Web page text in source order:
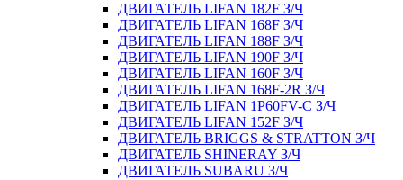
ДВИГАТЕЛЬ LIFAN 182F З/Ч
ДВИГАТЕЛЬ LIFAN 168F З/Ч
ДВИГАТЕЛЬ LIFAN 188F З/Ч
ДВИГАТЕЛЬ LIFAN 190F З/Ч
ДВИГАТЕЛЬ LIFAN 160F З/Ч
ДВИГАТЕЛЬ LIFAN 168F-2R З/Ч
ДВИГАТЕЛЬ LIFAN 1P60FV-C З/Ч
ДВИГАТЕЛЬ LIFAN 152F З/Ч
ДВИГАТЕЛЬ BRIGGS & STRATTON З/Ч
ДВИГАТЕЛЬ SHINERAY З/Ч
ДВИГАТЕЛЬ SUBARU З/Ч